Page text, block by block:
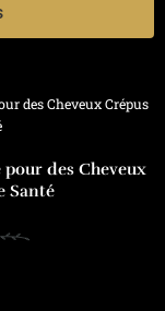
des Cheveux Crépus
des Cheveux
Santé